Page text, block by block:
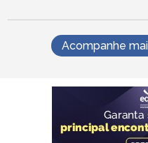
Acompanhe